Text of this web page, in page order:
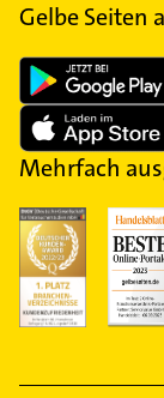
Gelbe Seiten
Mehrfach